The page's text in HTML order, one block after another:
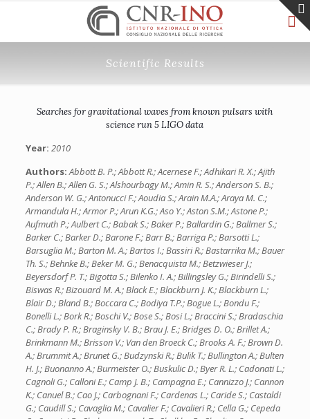
Scientific Results
Searches for gravitational waves from known pulsars with
science run 5 LIGO data
Year: 2010
Authors:Abbott B. P.; Abbott R.; Acernese F.; Adhikari R. X.; Ajith
P.; Allen B.; Allen G. S.; Alshourbagy M.; Amin R. S.; Anderson S. B.;
Anderson W. G.; Antonucci F.; Aoudia S.; Arain M.A.; Araya M. C.;
Armandula H.; Armor P.; Arun K.G.; Aso Y.; Aston S.M.; Astone P.;
Aufmuth P.; Aulbert C.; Babak S.; Baker P.; Ballardin G.; Ballmer S.;
Barker C.; Barker D.; Barone F.; Barr B.; Barriga P.; Barsotti L.;
Barsuglia M.; Barton M. A.; Bartos I.; Bassiri R.; Bastarrika M.; Bauer
Th. S.; Behnke B.; Beker M. G.; Benacquista M.; Betzwieser J.;
Beyersdorf P. T.; Bigotta S.; Bilenko I. A.; Billingsley G.; Birindelli S.;
Biswas R.; Bizouard M. A.; Black E.; Blackburn J. K.; Blackburn L.;
Blair D.; Bland B.; Boccara C.; Bodiya T.P.; Bogue L.; Bondu F.;
Bonelli L.; Bork R.; Boschi V.; Bose S.; Bosi L.; Braccini S.; Bradaschia
C.; Brady P. R.; Braginsky V. B.; Brau J. E.; Bridges D. O.; Brillet A.;
Brinkmann M.; Brisson V.; Van den Broeck C.; Brooks A. F.; Brown D.
A.; Brummit A.; Brunet G.; Budzynski R.; Bulik T.; Bullington A.; Bulten
H. J.; Buonanno A.; Burmeister O.; Buskulic D.; Byer R. L.; Cadonati L.;
Cagnoli G.; Calloni E.; Camp J. B.; Campagna E.; Cannizzo J.; Cannon
K.; Canuel B.; Cao J.; Carbognani F.; Cardenas L.; Caride S.; Castaldi
G.; Caudill S.; Cavaglia M.; Cavalier F.; Cavalieri R.; Cella G.; Cepeda